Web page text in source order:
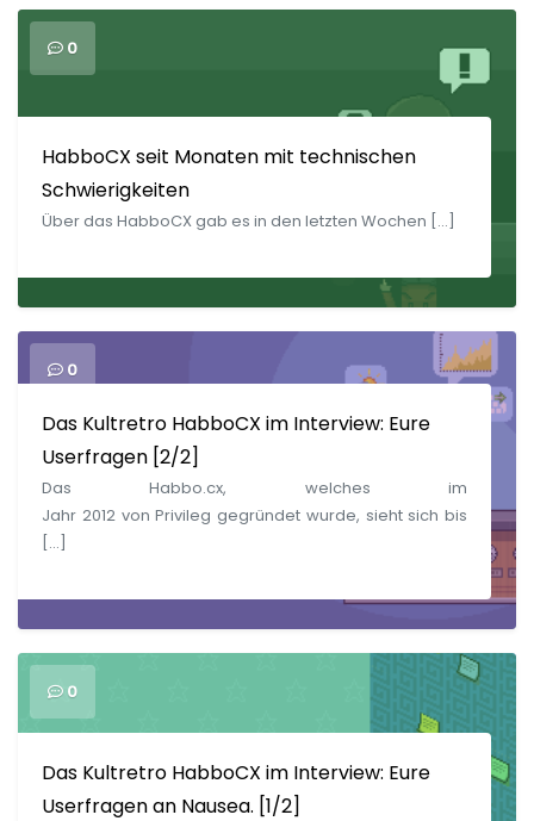
0
HabboCX seit Monaten mit technischen
Schwierigkeiten
Über das HabboCX gab es in den letzten Wochen […]
0
Das Kultretro HabboCX im Interview: Eure
Userfragen [2/2]
Das Habbo.cx, welches im
Jahr 2012 von Privileg gegründet wurde, sieht sich bis
[…]
0
Das Kultretro HabboCX im Interview: Eure
Userfragen an Nausea. [1/2]